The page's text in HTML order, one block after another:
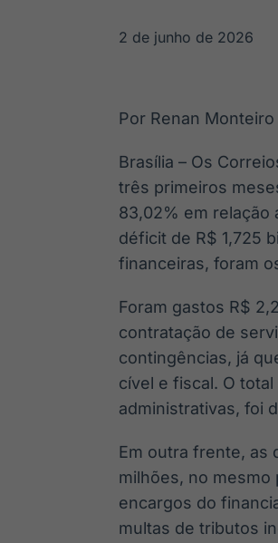
Plataforma para
negociação de
APIs para
integração de
Broadcast
inteligente de
notícias e
conteúdos
Broadcast
plataforma para
analisar fundos
de investimento
no Brasil
2 de junho de 2026
Por Renan Monteiro
Brasília – Os
três primeiros
83,02% em relação
déficit de R$ 1,725
financeiras, foram
Foram gastos R$
contratação de
contingências, já
cível e fiscal. O
administrativas, foi
Em outra frente, as
milhões, no mesmo
encargos do
multas de tributos